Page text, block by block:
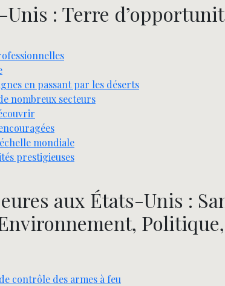
: Terre
en passant par les déserts
nombreux secteurs
mondiale
prestigieuses
aux États-Unis :
Politique,
contrôle des armes à feu